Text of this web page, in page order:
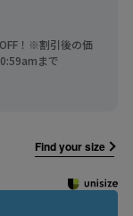
！※割引後の価
まで
Find your size